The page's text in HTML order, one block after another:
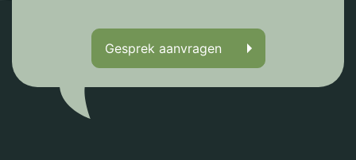
Gesprek aanvragen